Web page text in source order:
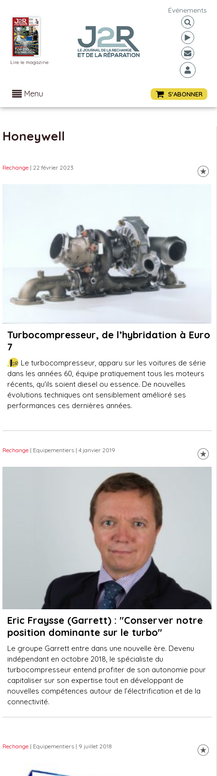
Lire le magazine
Événements
Menu S'ABONNER
Honeywell
Rechange | 22 février 2023
Turbocompresseur, de l’hybridation à Euro
7
Le turbocompresseur, apparu sur les voitures de série
dans les années 60, équipe pratiquement tous les moteurs
récents, qu'ils soient diesel ou essence. De nouvelles
évolutions techniques ont sensiblement amélioré ses
performances ces dernières années.
Rechange | Equipementiers | 4 janvier 2019
Eric Fraysse (Garrett) : "Conserver notre
position dominante sur le turbo"
Le groupe Garrett entre dans une nouvelle ère. Devenu
indépendant en octobre 2018, le spécialiste du
turbocompresseur entend profiter de son autonomie pour
capitaliser sur son expertise tout en développant de
nouvelles compétences autour de l’électrification et de la
connectivité.
Rechange | Equipementiers | 9 juillet 2018